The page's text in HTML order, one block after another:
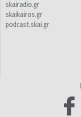
skairadio.gr
skaikairos.gr
podcast.skai.gr